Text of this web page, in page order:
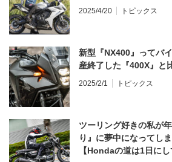
2025/4/20 トピックス
新型『NX400』ってバ
産終了した『400X』と
2025/2/1 トピックス
ツーリング好きの私が
り』に夢中になってし
【Hondaの道は1日に